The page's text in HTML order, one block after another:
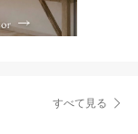
すべて見る